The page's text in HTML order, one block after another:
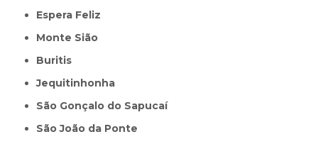
Espera Feliz
Monte Sião
Buritis
Jequitinhonha
São Gonçalo do Sapucaí
São João da Ponte